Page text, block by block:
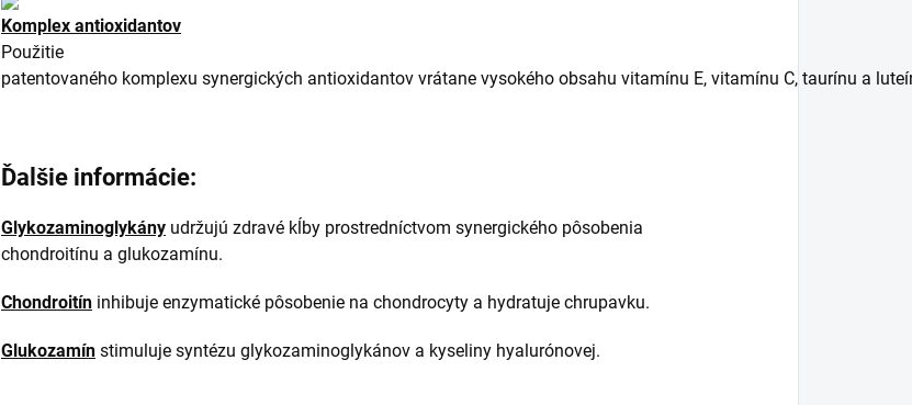
Komplex antioxidantov
Použitie
patentovaného komplexu synergických antioxidantov vrátane vysokého obsahu vitamínu E, vitamínu C, taurínu a
Ďalšie informácie:
Glykozaminoglykány udržujú zdravé kĺby prostredníctvom synergického pôsobenia
chondroitínu a glukozamínu.
Chondroitín inhibuje enzymatické pôsobenie na chondrocyty a hydratuje chrupavku.
Glukozamín stimuluje syntézu glykozaminoglykánov a kyseliny hyalurónovej.